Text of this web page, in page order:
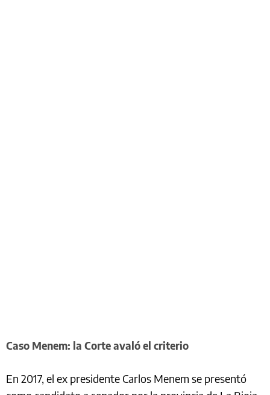
Caso Menem: la Corte avaló el criterio
En 2017, el ex presidente Carlos Menem se presentó